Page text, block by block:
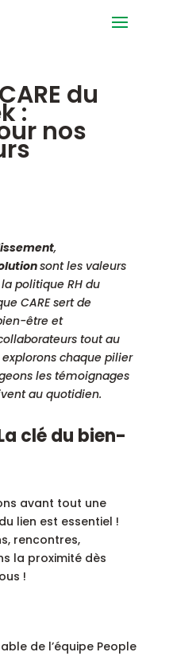
du
:
nos
,
sont les valeurs
politique RH du
CARE sert de
être et
tout au
chaque pilier
les témoignages
au quotidien.
clé du bien-
avant tout une
lien est essentiel !
rencontres,
la proximité dès
!
de l’équipe People